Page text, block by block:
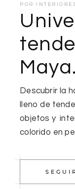
POR
Maya.
Descubrir la
lleno de
objetos y
colorido en